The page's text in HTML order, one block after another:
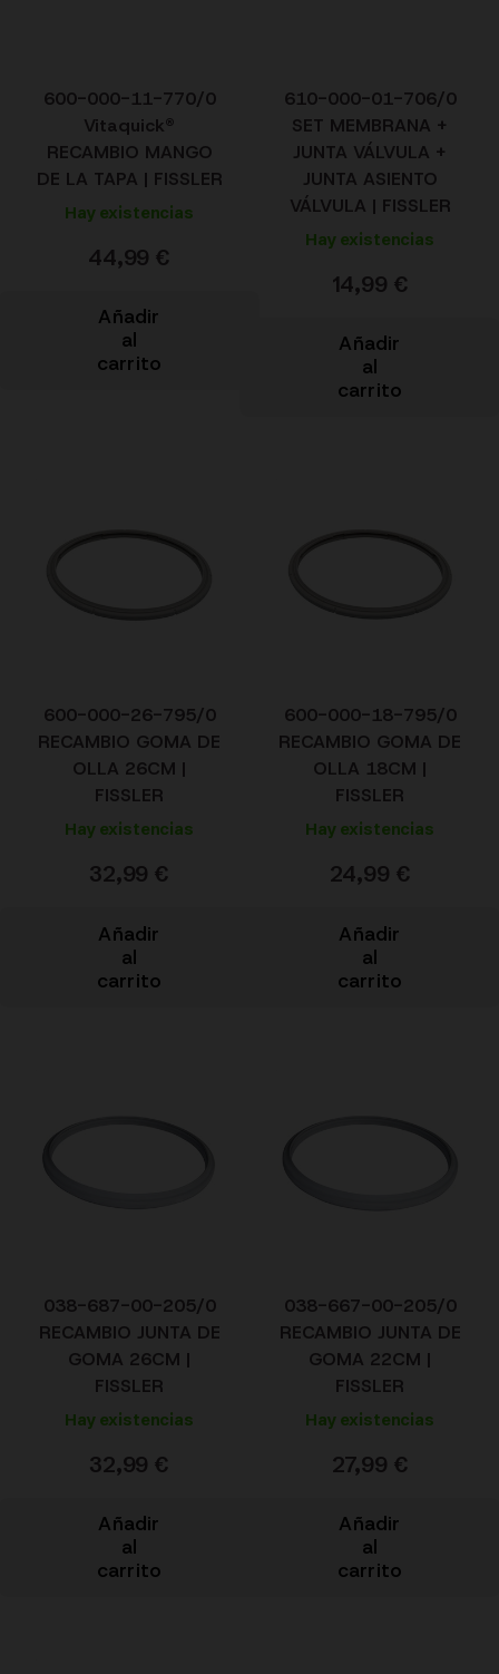
600-000-11-770/0
Vitaquick®
RECAMBIO MANGO
DE LA TAPA | FISSLER
Hay existencias
44,99 €
Añadir
al
carrito
610-000-01-706/0
SET MEMBRANA +
JUNTA VÁLVULA +
JUNTA ASIENTO
VÁLVULA | FISSLER
Hay existencias
14,99 €
Añadir
al
carrito
600-000-26-795/0
RECAMBIO GOMA DE
OLLA 26CM |
FISSLER
Hay existencias
32,99 €
Añadir
al
carrito
600-000-18-795/0
RECAMBIO GOMA DE
OLLA 18CM |
FISSLER
Hay existencias
24,99 €
Añadir
al
carrito
038-687-00-205/0
RECAMBIO JUNTA DE
GOMA 26CM |
FISSLER
Hay existencias
32,99 €
Añadir
al
carrito
038-667-00-205/0
RECAMBIO JUNTA DE
GOMA 22CM |
FISSLER
Hay existencias
27,99 €
Añadir
al
carrito